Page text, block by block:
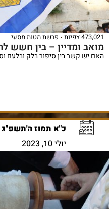
473,021 צפיות פרשת מטות מסעי
מואב ומדיין – בין חשש
האם יש קשר בין סיפור בלק ובלעם
כ"א תמוז ה'תשפ"ג
יולי 10, 2023